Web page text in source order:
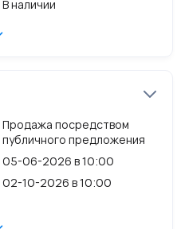
разных марок. По
собственников.
В наличии
Продажа посредством
публичного предложения
05-06-2026 в 10:00
02-10-2026 в 10:00